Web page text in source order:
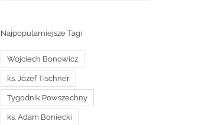
Najpopularniejsze Tagi
Wojciech Bonowicz
ks. Józef Tischner
Tygodnik Powszechny
ks. Adam Boniecki